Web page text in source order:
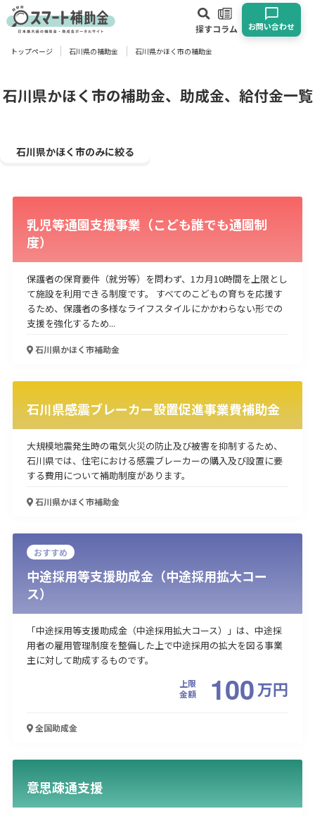
探すコラム お問い合わせ
対象
業種
建設･不動産業
サービス業 医療･福祉 農業･林業
漁業
宿泊･旅館業
その他
人材採用・雇用
人材育成・福利厚生
特許・知的財産
起業・創業
事業承継 災害・被災者支援
コロナ関連
トップページ 石川県の補助金 石川県かほく市の補助金
石川県かほく市の補助金、助成金、給付金一覧
石川県かほく市のみに絞る
乳児等通園支援事業（こども誰でも通園制
度）
保護者の保育要件（就労等）を問わず、1カ月10時間を上限とし
て施設を利用できる制度です。 すべてのこどもの育ちを応援す
るため、保護者の多様なライフスタイルにかかわらない形での
支援を強化するため...
石川県かほく市補助金
石川県感震ブレーカー設置促進事業費補助金
大規模地震発生時の電気火災の防止及び被害を抑制するため、
石川県では、住宅における感震ブレーカーの購入及び設置に要
する費用について補助制度があります。
石川県かほく市補助金
おすすめ
中途採用等支援助成金（中途採用拡大コー
ス）
「中途採用等支援助成金（中途採用拡大コース）」は、中途採
用者の雇用管理制度を整備した上で中途採用の拡大を図る事業
主に対して助成するものです。
上限
金額
100万円
全国助成金
意思疎通支援